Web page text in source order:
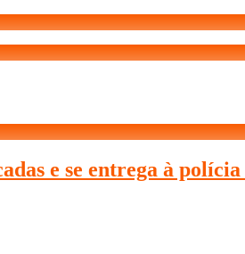
e se entrega à